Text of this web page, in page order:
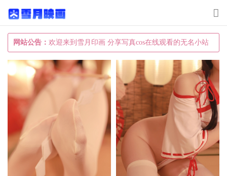
网站公告： 欢迎来到雪月印画 分享写真cos在线观看的无名小站
T
o
g
l
e
n
a
v
i